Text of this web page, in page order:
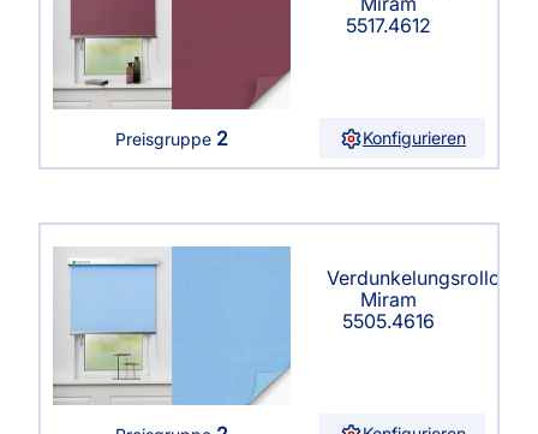
5517.4612
Preisgruppe 2 Konfigurieren
Verdunkelungsrollo
Miram
5505.4616